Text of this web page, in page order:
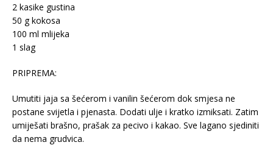
2 kasike gustina
50 g kokosa
100 ml mlijeka
1 slag
PRIPREMA:
Umutiti jaja sa šećerom i vanilin šećerom dok smjesa ne
postane svijetla i pjenasta. Dodati ulje i kratko izmiksati. Zatim
umiješati brašno, prašak za pecivo i kakao. Sve lagano sjediniti
da nema grudvica.